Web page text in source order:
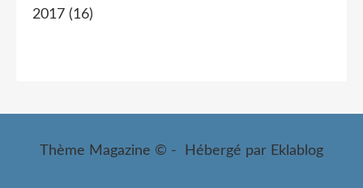
2017 (16)
Thème Magazine © - Hébergé par Eklablog